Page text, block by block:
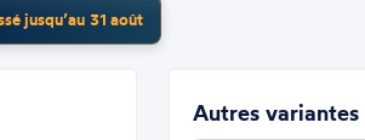
jusqu’au 31 août
Autres variantes